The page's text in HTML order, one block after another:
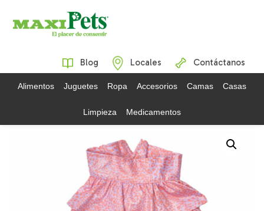
Blog Locales Contáctanos
Alimentos Juguetes Ropa Accesorios Camas Casas
Limpieza Medicamentos